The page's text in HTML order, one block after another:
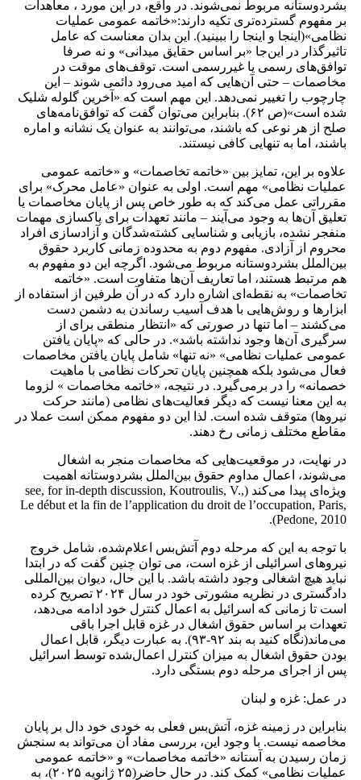
بشردوستانه مربوط نمی‌شوند. در واقع، در این مورد ، معاهدات
بر مفهوم گسترده‌تری تکیه دارند:«خاتمه عمومی عملیات
نظامی»(اینجا و اینجا را ببینید). این بدان معناست که عامل
تاثیرگذار در این‌جا «بر اساس حقایق میدانی» و نه صرفا
توافق‌های رسمی یا غیررسمی است. توقف‌های موقت در
مخاصمات – حتی آن‌هایی که امید می‌رود دائمی شوند – این
چارچوب را تغییر نمی‌دهد. این مهم است که «آخرین گلوله شلیک
شده است»(ص ۶۲). بنابراین می‌توان گفت که توافق‌نامه‌های
صلح از هر نوعی که باشند، می‌توانند به عنوان یک نشانه و اماره
باشند، اما به تنهایی کافی نیستند.
علاوه بر این، تمایز بین «خاتمه تخاصمات» و «خاتمه عمومی
عملیات نظامی» مهم است. اولی به عنوان «عامل محرک» برای
مقرراتی عمل می‌کند که به طور خاص پس از پایان مخاصمات یا
تعلیق آن‌ها به وجود می‌آیند – مانند تعهدات برای پاکسازی مهمات
منفجر نشده، بازیابی و شناسایی کشته‌شدگان و آزادسازی افراد
محروم از آزادی. مفهوم دوم به محدوده زمانی کاربرد حقوق
بین‌الملل بشردوستانه مربوط می‌شود. اگرچه این دو مفهوم به
هم مرتبط هستند، اما تعاریف آن‌ها متفاوت است. «خاتمه
تخاصمات» به نقطه‌ای اشاره دارد که در آن طرفین از استفاده از
ابزارها و روش‌هایی با هدف آسیب رساندن به دشمن دست
می‌کشند – اما تنها در صورتی که «انتظار منطقی برای از
سرگیری آن‌ها وجود نداشته باشد». در حالی که «پایان یافتن
عمومی عملیات نظامی» «نه تنها» شامل پایان یافتن مخاصمات
فعال می‌شود بلکه همچنین پایان تحرکات نظامی با ماهیت
خصمانه» را در برمی‌گیرد. در نتیجه، «خاتمه مخاصمات » لزوما
به این معنا نیست که دیگر فعالیت‌های نظامی (مانند حرکت
نیروها) متوقف شده است. لذا این دو مفهوم ممکن است عملا در
مقاطع مختلف زمانی رخ دهند.
در نهایت، در موقعیت‌هایی که مخاصمات منجر به اشغال
می‌شوند، اعمال مداوم حقوق بین‌الملل بشردوستانه اهمیت
ویژه‌ای پیدا می‌کند (see, for in-depth discussion, Koutroulis, V.,
Le début et la fin de l’application du droit de l’occupation, Paris,
Pedone, 2010).
با توجه به این که مرحله دوم آتش‌بس اعلام‌شده، شامل خروج
نیروهای اسرائیلی از غزه است، می توان چنین گفت که در ابتدا
نباید هیچ اشغالی وجود داشته باشد. با این حال، دیوان بین‌المللی
دادگستری در نظریه مشورتی خود در سال ۲۰۲۴ تصریح کرده
است تا زمانی که اسرائیل به اعمال کنترل خود ادامه می‌دهد،
تعهدات بر اساس حقوق اشغال در غزه قابل اجرا باقی
می‌ماند(نگاه کنید به بند ۹۲-۹۳). به عبارت دیگر، قابل اعمال
بودن حقوق اشغال به میزان کنترل اعمال‌شده توسط اسرائیل
پس از اجرای مرحله دوم بستگی دارد.
در عمل: غزه و لبنان
بنابراین در زمینه غزه، آتش‌بس فعلی به خودی خود دال بر پایان
مخاصمه نیست. با وجود این، بررسی مفاد آن می‌تواند به سنجش
زمان رسیدن به آستانه «خاتمه مخاصمات» و «خاتمه عمومی
عملیات نظامی» کمک کند. در حال حاضر(۲۵ ژانویه ۲۰۲۵)، به